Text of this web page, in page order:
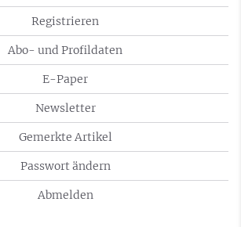
Registrieren
Abo- und Profildaten
E-Paper
Newsletter
Gemerkte Artikel
Passwort ändern
Abmelden